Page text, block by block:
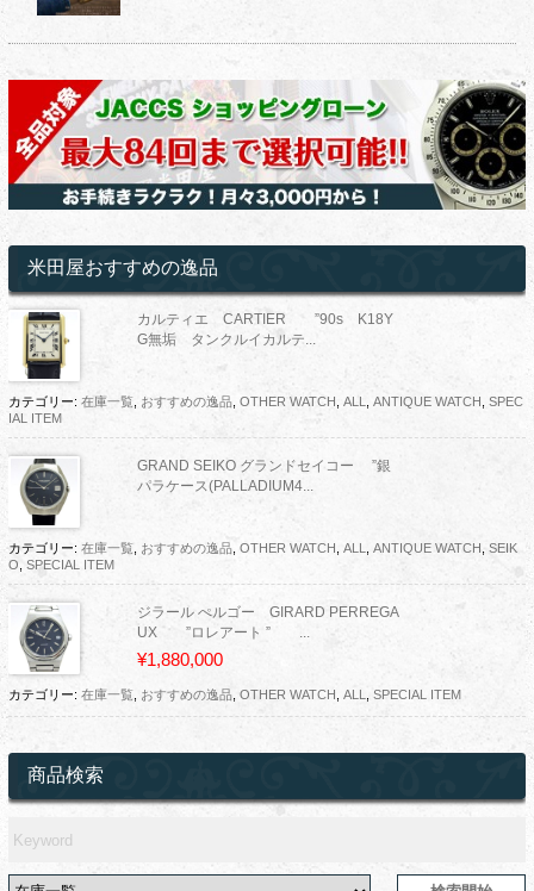
米田屋おすすめの逸品
カルティエ CARTIER ”90s K18Y
G無垢 タンクルイカルテ...
カテゴリー: 在庫一覧, おすすめの逸品, OTHER WATCH ALL ANTIQUE WATCH SPEC
IAL ITEM
GRAND SEIKO グランドセイコー ”銀
パラケース(PALLADIUM4...
カテゴリー: 在庫一覧, おすすめの逸品, OTHER WATCH ALL ANTIQUE WATCH , SEIK
O SPECIAL ITEM
ジラール ぺルゴー GIRARD PERREGA
UX ”ロレアート ” ...
¥1,880,000
カテゴリー: 在庫一覧, おすすめの逸品, OTHER WATCH , ALL, SPECIAL ITEM
商品検索